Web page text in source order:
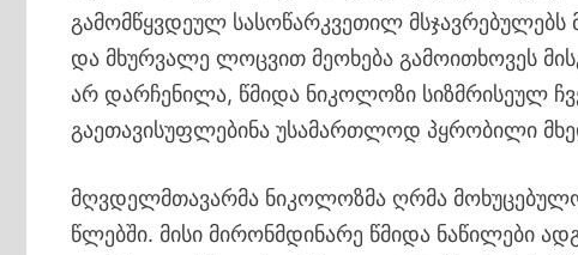
გამომწყვდეულ სასოწარკვეთილ
და მხურვალე ლოცვით მეოხება გამოითხოვეს
არ დარჩენილა, წმიდა ნიკოლოზი სიზმრისეულ
გაეთავისუფლებინა უსამართლოდ პყრობილი
მღვდელმთავარმა ნიკოლოზმა ღრმა
წლებში. მისი მირონმდინარე წმიდა ნაწილები